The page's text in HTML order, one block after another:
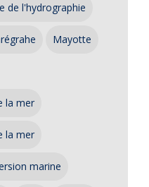
de l'hydrographie
Mayotte
la mer
la mer
marine